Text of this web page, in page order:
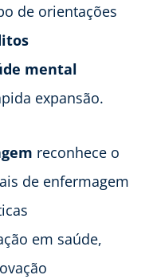
de orientações
mental
expansão.
reconhece o
de enfermagem
em saúde,